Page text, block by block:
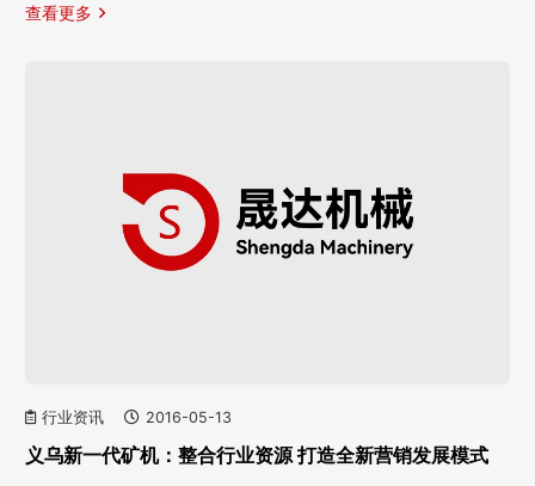
查看更多
行业资讯 2016-05-13
义乌新一代矿机：整合行业资源 打造全新营销发展模式